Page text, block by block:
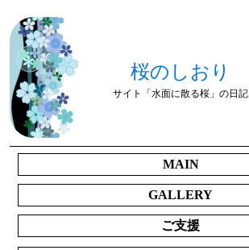
桜のしおり
サイト「水面に散る桜」の日記
MAIN
GALLERY
ご支援